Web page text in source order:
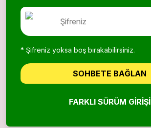
* Şifreniz yoksa boş bırakabilirsiniz.
SOHBETE BAĞLAN
FARKLI SÜRÜM GIRIŞI